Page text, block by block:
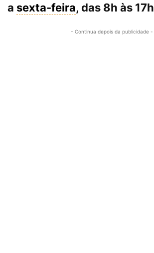
a sexta-feira, das 8h às 17h
- Continua depois da publicidade -